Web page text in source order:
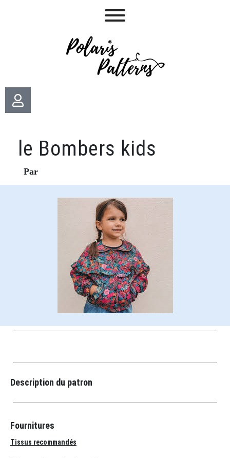
le Bombers kids
Par
Description du patron
Fournitures
Tissus recommandés